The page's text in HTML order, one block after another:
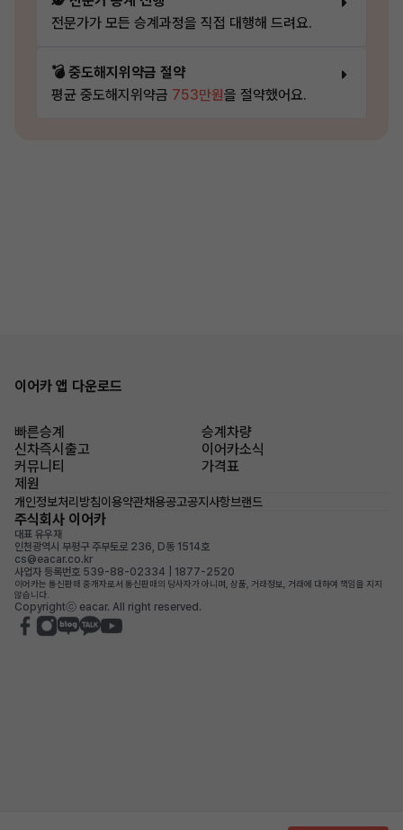
전문가가 모든 승계과정을 직접 대행해 드려요.
💣 중도해지위약금 절약
평균 중도해지위약금 753만원을 절약했어요.
이어카 앱 다운로드
빠른승계
승계차량
신차즉시출고
이어카소식
커뮤니티
가격표
제원
개인정보처리방침이용약관채용공고공지사항브랜드
주식회사 이어카
대표 유우재
인천광역시 부평구 주부토로 236, D동 1514호
cs@eacar.co.kr
사업자 등록번호 539-88-02334 | 1877-2520
이어카는 통신판매 중개자로서 통신판매의 당사자가 아니며, 상품, 거래정보, 거래에 대하여 책임을 지지
않습니다.
Copyrightⓒ eacar. All right reserved.